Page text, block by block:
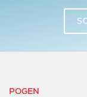
POGEN